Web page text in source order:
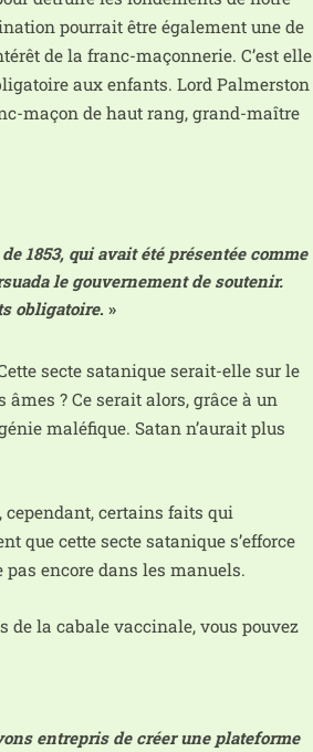
pour­rait être éga­le­ment une de
de la franc-maçon­ne­rie. C’est elle
aux enfants. Lord Palmerston
maçon de haut rang, grand-maître
1853, qui avait été pré­sen­tée comme
le gou­ver­ne­ment de sou­te­nir.
obli­ga­toire. »
secte sata­nique serait-elle sur le
? Ce serait alors, grâce à un
malé­fique. Satan n’au­rait plus
cer­tains faits qui
que cette secte sata­nique s’efforce
encore dans les manuels.
de la cabale vac­ci­nale, vous pou­vez
entre­pris de créer une pla­te­forme